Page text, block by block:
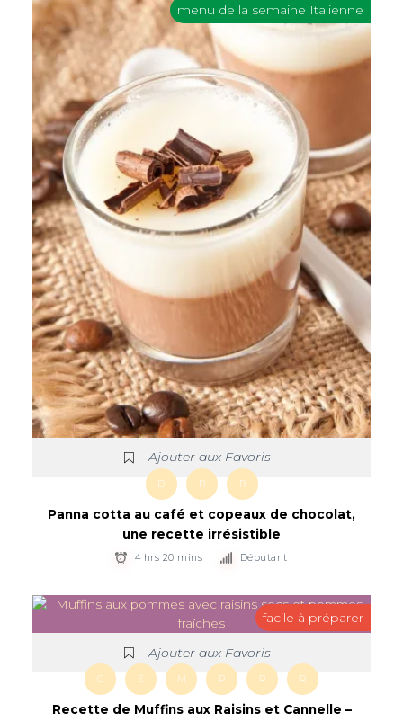
Ajouter aux Favoris
menu de la semaine Italienne
D R R
Panna cotta au café et copeaux de chocolat,
une recette irrésistible
4 hrs 20 mins Débutant
Ajouter aux Favoris
facile à préparer
C E M P R R
Recette de Muffins aux Raisins et Cannelle –